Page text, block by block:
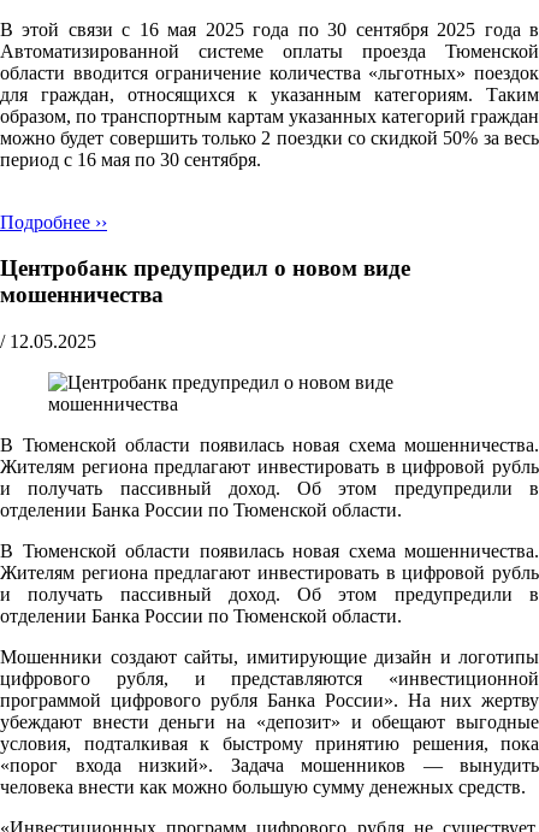
В этой связи с 16 мая 2025 года по 30 сентября 2025 года в
Автоматизированной системе оплаты проезда Тюменской
области вводится ограничение количества «льготных» поездок
для граждан, относящихся к указанным категориям. Таким
образом, по транспортным картам указанных категорий граждан
можно будет совершить только 2 поездки со скидкой 50% за весь
период с 16 мая по 30 сентября.
Подробнее ››
Центробанк предупредил о новом виде
мошенничества
/ 12.05.2025
В Тюменской области появилась новая схема мошенничества.
Жителям региона предлагают инвестировать в цифровой рубль
и получать пассивный доход. Об этом предупредили в
отделении Банка России по Тюменской области.
В Тюменской области появилась новая схема мошенничества.
Жителям региона предлагают инвестировать в цифровой рубль
и получать пассивный доход. Об этом предупредили в
отделении Банка России по Тюменской области.
Мошенники создают сайты, имитирующие дизайн и логотипы
цифрового рубля, и представляются «инвестиционной
программой цифрового рубля Банка России». На них жертву
убеждают внести деньги на «депозит» и обещают выгодные
условия, подталкивая к быстрому принятию решения, пока
«порог входа низкий». Задача мошенников — вынудить
человека внести как можно большую сумму денежных средств.